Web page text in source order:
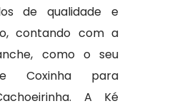
de qualidade e
contando com a
como o seu
Coxinha para
A Ké